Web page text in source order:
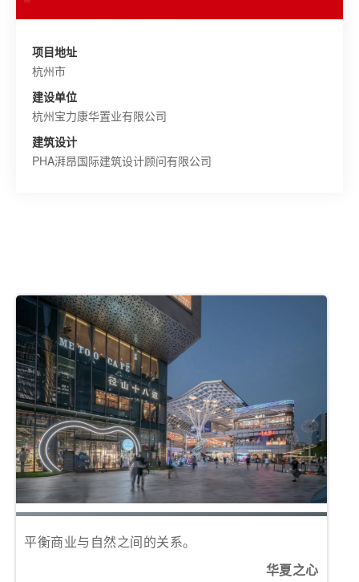
项目地址
杭州市
建设单位
杭州宝力康华置业有限公司
建筑设计
PHA湃昂国际建筑设计顾问有限公司
平衡商业与自然之间的关系。
华夏之心